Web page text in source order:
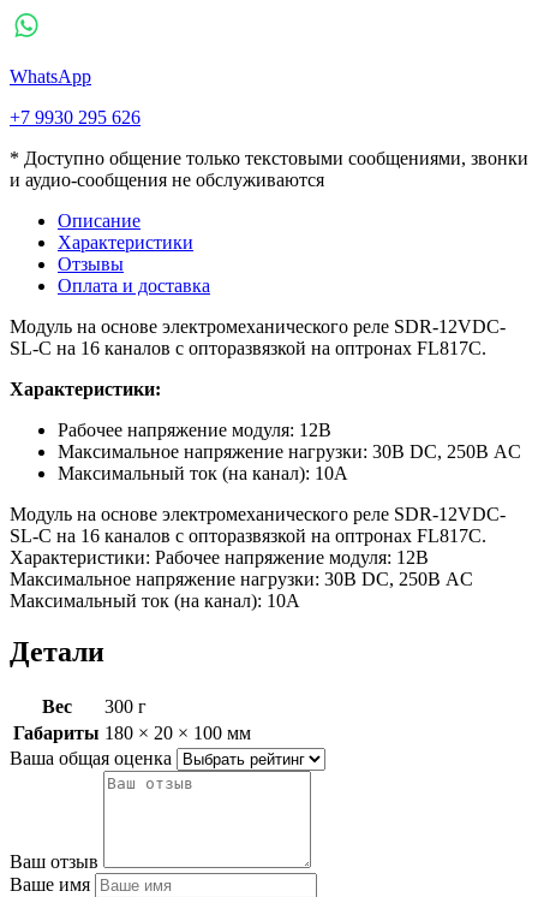
WhatsApp
+7 9930 295 626
* Доступно общение только текстовыми сообщениями, звонки
и аудио-сообщения не обслуживаются
Описание
Характеристики
Отзывы
Оплата и доставка
Модуль на основе электромеханического реле SDR-12VDC-
SL-C на 16 каналов с опторазвязкой на оптронах FL817C.
Характеристики:
Рабочее напряжение модуля: 12В
Максимальное напряжение нагрузки: 30В DC, 250В AC
Максимальный ток (на канал): 10А
Модуль на основе электромеханического реле SDR-12VDC-
SL-C на 16 каналов с опторазвязкой на оптронах FL817C.
Характеристики: Рабочее напряжение модуля: 12В
Максимальное напряжение нагрузки: 30В DC, 250В AC
Максимальный ток (на канал): 10А
Детали
Вес
300 г
Габариты 180 × 20 × 100 мм
Ваша общая оценка
Ваш отзыв
Ваше имя